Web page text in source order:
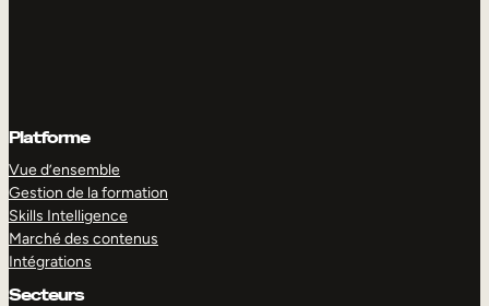
Platforme
Vue d’ensemble
Gestion de la formation
Skills Intelligence
Marché des contenus
Intégrations
Secteurs